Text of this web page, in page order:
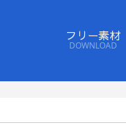
フリー素材
DOWNLOAD